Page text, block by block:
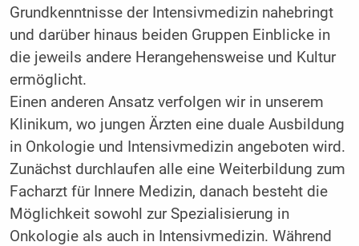
Grundkenntnisse der Intensivmedizin nahebringt
und darüber hinaus beiden Gruppen Einblicke in
die jeweils andere Herangehensweise und Kultur
ermöglicht.
Einen anderen Ansatz verfolgen wir in unserem
Klinikum, wo jungen Ärzten eine duale Ausbildung
in Onkologie und Intensivmedizin angeboten wird.
Zunächst durchlaufen alle eine Weiterbildung zum
Facharzt für Innere Medizin, danach besteht die
Möglichkeit sowohl zur Spezialisierung in
Onkologie als auch in Intensivmedizin. Während